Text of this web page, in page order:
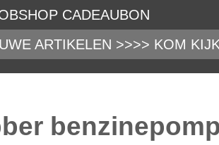
CADEAUBON
ARTIKELEN >>>> KOM
benzinepomp